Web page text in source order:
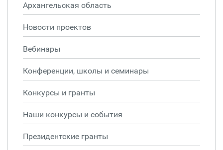
Архангельская область
Новости проектов
Вебинары
Конференции, школы и семинары
Конкурсы и гранты
Наши конкурсы и события
Президентские гранты